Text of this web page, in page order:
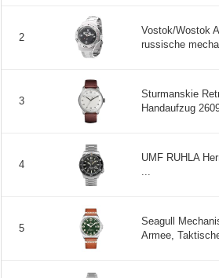
2
Vostok/Wostok
russische
3
Sturmanskie
Handaufzug
4
UMF RUHLA
...
5
Seagull
Armee,